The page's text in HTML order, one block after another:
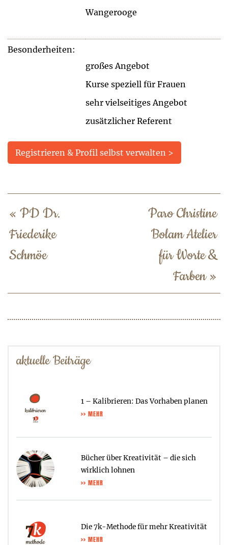
Wangerooge
Besonderheiten:
großes Angebot
Kurse speziell für Frauen
sehr vielseitiges Angebot
zusätzlicher Referent
Registrieren & Profil selbst verwalten >
« PD Dr.
Friederike
Schmöe
Paro Christine
Bolam Atelier
für Worte &
Farben»
aktuelle Beiträge
1 – Kalibrieren: Das Vorhaben planen
>> MEHR
Bücher über Kreativität – die sich
wirklich lohnen
>> MEHR
Die 7k-Methode für mehr Kreativität
>> MEHR